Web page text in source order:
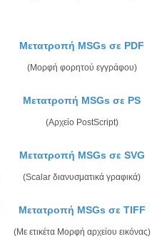
Μετατροπή MSGs σε PDF
(Μορφή φορητού εγγράφου)
Μετατροπή MSGs σε PS
(Αρχείο PostScript)
Μετατροπή MSGs σε SVG
(Scalar διανυσματικά γραφικά)
Μετατροπή MSGs σε TIFF
(Με ετικέτα Μορφή αρχείου εικόνας)